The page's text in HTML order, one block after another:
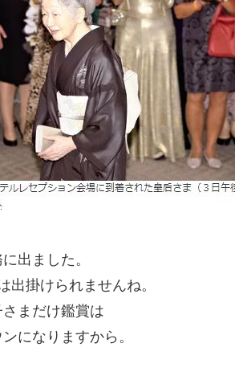
出ました。
出掛けられませんね。
まだけ鑑賞は
になりますから。